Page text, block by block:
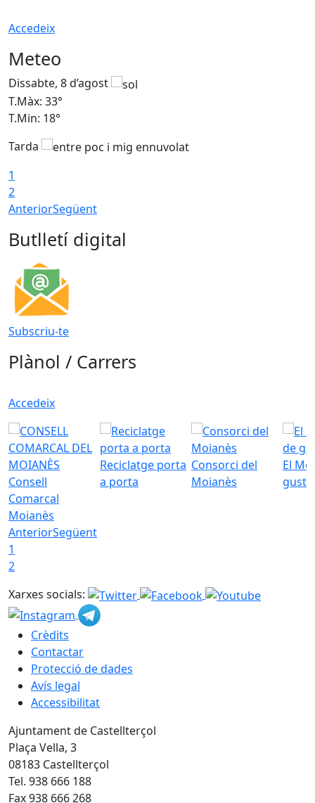
Accedeix
Meteo
Dissabte, 8 d’agost
T.Màx: 33°
T.Min: 18°
Tarda
1
2
AnteriorSegüent
Butlletí digital
Subscriu-te
Plànol / Carrers
Accedeix
Consell
Comarcal
Moianès
Reciclatge porta
a porta
Consorci del
Moianès
El
gust
AnteriorSegüent
1
2
Xarxes socials:
Crèdits
Contactar
Protecció de dades
Avís legal
Accessibilitat
Ajuntament de Castellterçol
Plaça Vella, 3
08183 Castellterçol
Tel. 938 666 188
Fax 938 666 268